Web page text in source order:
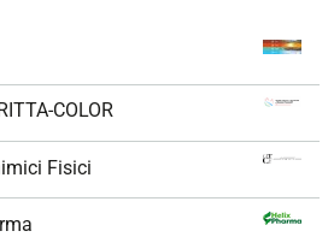
COLOR
Fisici